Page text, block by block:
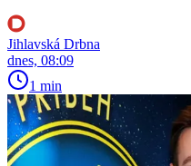
Jihlavská Drbna
dnes, 08:09
1 min